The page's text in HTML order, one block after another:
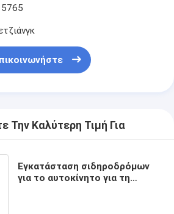
Την Καλύτερη Τιμή Για
Εγκατάσταση σιδηροδρόμων
για το αυτοκίνητο για τη